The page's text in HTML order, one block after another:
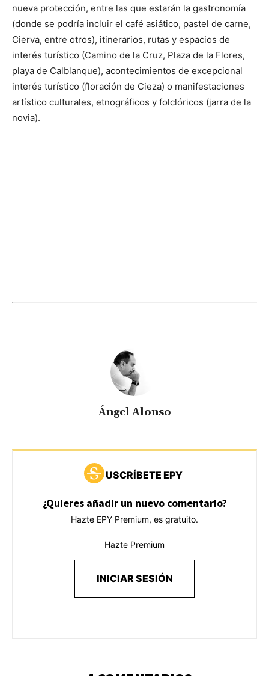
nueva protección, entre las que estarán la gastronomía
(donde se podría incluir el café asiático, pastel de carne,
Cierva, entre otros), itinerarios, rutas y espacios de
interés turístico (Camino de la Cruz, Plaza de la Flores,
playa de Calblanque), acontecimientos de excepcional
interés turístico (floración de Cieza) o manifestaciones
artístico culturales, etnográficos y folclóricos (jarra de la
novia).
Ángel Alonso
USCRÍBETE EPY
¿Quieres añadir un nuevo comentario?
Hazte EPY Premium, es gratuito.
Hazte Premium
INICIAR SESIÓN